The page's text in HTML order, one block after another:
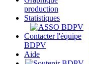
production
Statistiques
Contacter l'équipe
BDPV
Aide